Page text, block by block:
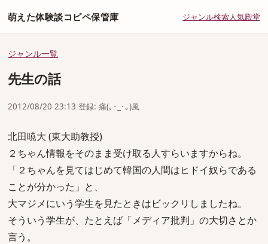
萌えた体験談コピペ保管庫 ジャンル検索人気殿堂
ジャンル一覧
先生の話
2012/08/20 23:13 登録: 痛(｡･_･｡)風
北田暁大 (東大助教授)
２ちゃん情報をそのまま受け取る人すらいますからね。
「２ちゃんを見てはじめて韓国の人間はヒドイ奴らである
ことが分かった」と、
大マジメにいう学生を見たときはビックリしましたね。
そういう学生が、たとえば「メディア批判」の大切さとか
言う。